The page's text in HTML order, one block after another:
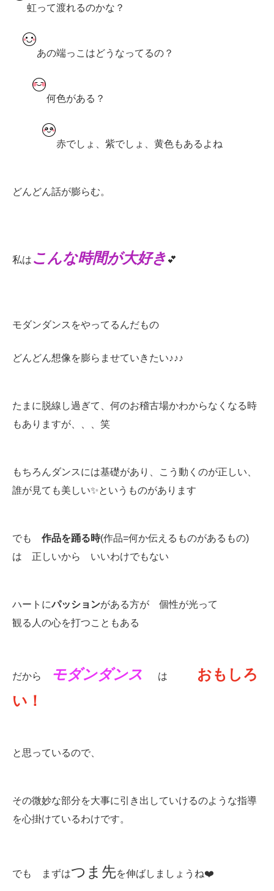
虹って渡れるのかな？
あの端っこはどうなってるの？
何色がある？
赤でしょ、紫でしょ、黄色もあるよね
どんどん話が膨らむ。
私は こんな時間が大好き 💕
モダンダンスをやってるんだもの
どんどん想像を膨らませていきたい♪♪♪
たまに脱線し過ぎて、何のお稽古場かわからなくなる時
もありますが、、、笑
もちろんダンスには基礎があり、こう動くのが正しい、
誰が見ても美しい✨というものがあります
でも 作品を踊る時(作品=何か伝えるものがあるもの)
は 正しいから いいわけでもない
ハートにパッションがある方が 個性が光って
観る人の心を打つこともある
だから モダンダンス は
おもしろ
い！
と思っているので、
その微妙な部分を大事に引き出していけるのような指導
を心掛けているわけです。
でも まずはつま先を伸ばしましょうね❤️